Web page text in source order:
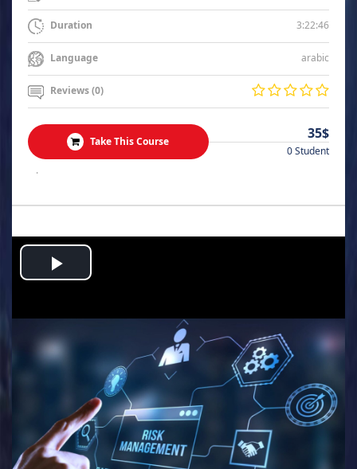
Duration 3:22:46
Language arabic
Reviews (0)
Take This Course 35$
0 Student
.
Play
Video